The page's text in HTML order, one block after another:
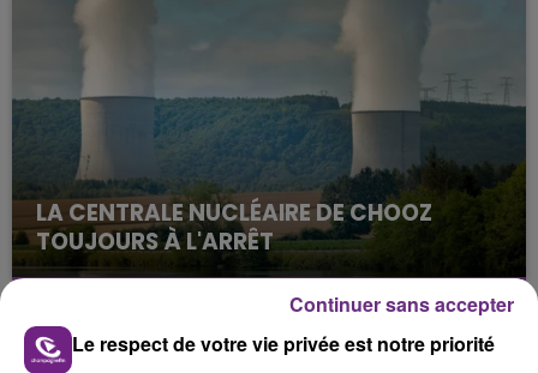
LA CENTRALE NUCLÉAIRE DE CHOOZ
TOUJOURS À L'ARRÊT
Cela fait déjà une semaine que la centrale
nucléaire ardennaise est à l'arrêt. Une situation
justifiée par la sécheresse intense qui est toujours
présente.
Le respect de votre vie privée est notre priorité
Continuer sans accepter